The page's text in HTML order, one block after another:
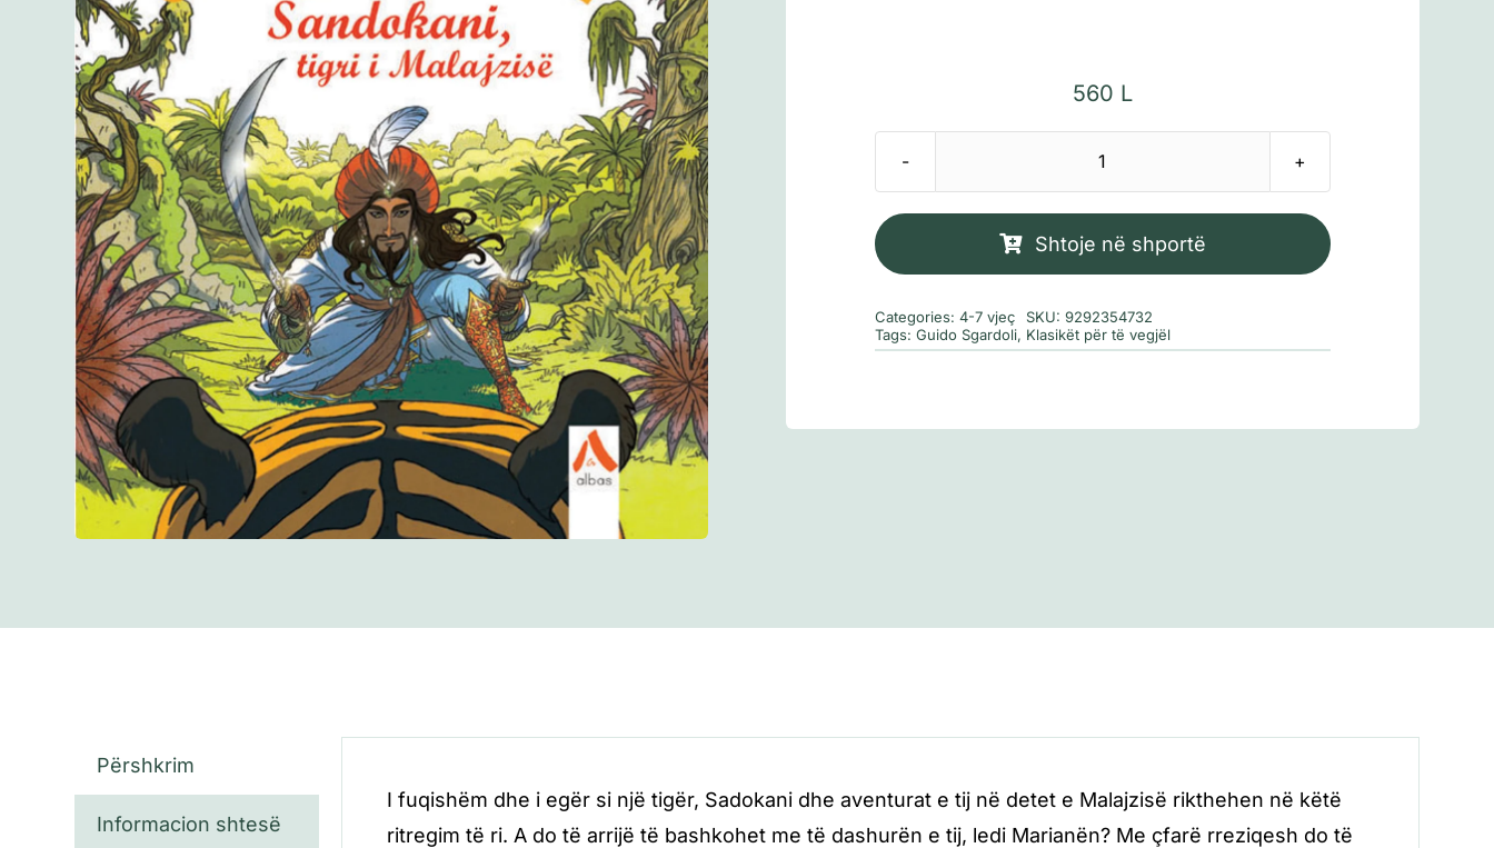
560 L
Sasi
Tigri
(Klasikët
vegjël)
Shtoje në shportë
Categories: 4-7 vjeç SKU: 9292354732
Tags: Guido Sgardoli, Klasikët për të vegjël
Përshkrim
Informacion shtesë
I fuqishëm dhe i egër si një tigër, Sadokani dhe aventurat e tij në detet e Malajzisë rikthehen në këtë
ritregim të ri. A do të arrijë të bashkohet me të dashurën e tij, ledi Marianën? Me çfarë rreziqesh do të